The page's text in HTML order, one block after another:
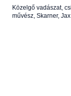
Közelgő vadászat,
művész, Skarner,